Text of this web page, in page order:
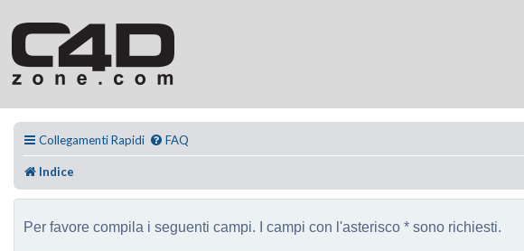
Collegamenti Rapidi FAQ
Indice
Per favore compila i seguenti campi. I campi con l'asterisco * sono richiesti.